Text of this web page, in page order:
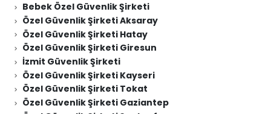
Bebek Özel Güvenlik Şirketi
Özel Güvenlik Şirketi Aksaray
Özel Güvenlik Şirketi Hatay
Özel Güvenlik Şirketi Giresun
İzmit Güvenlik Şirketi
Özel Güvenlik Şirketi Kayseri
Özel Güvenlik Şirketi Tokat
Özel Güvenlik Şirketi Gaziantep